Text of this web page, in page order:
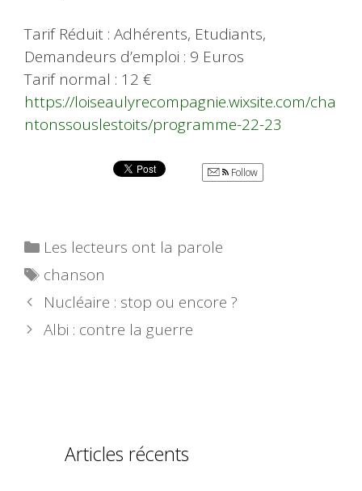
Tarif Réduit : Adhérents, Etudiants,
Demandeurs d’emploi : 9 Euros
Tarif normal : 12 €
https://loiseaulyrecompagnie.wixsite.com/cha
ntonssouslestoits/programme-22-23
Follow
Catégories
Les lecteurs ont la parole
Étiquettes
chanson
Nucléaire : stop ou encore ?
Albi : contre la guerre
Articles récents